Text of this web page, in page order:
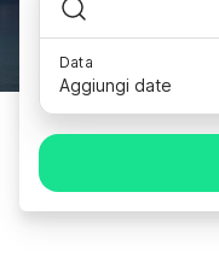
Data
Aggiungi date